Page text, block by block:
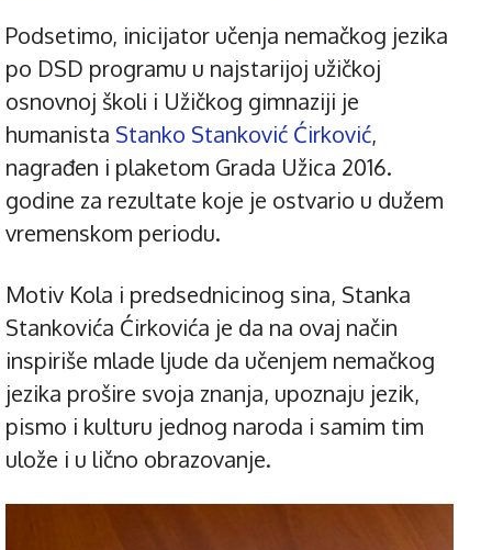
Podsetimo, inicijator učenja nemačkog jezika
po DSD programu u najstarijoj užičkoj
osnovnoj školi i Užičkog gimnaziji je
humanista Stanko Stanković Ćirković,
nagrađen i plaketom Grada Užica 2016.
godine za rezultate koje je ostvario u dužem
vremenskom periodu.
Motiv Kola i predsednicinog sina, Stanka
Stankovića Ćirkovića je da na ovaj način
inspiriše mlade ljude da učenjem nemačkog
jezika prošire svoja znanja, upoznaju jezik,
pismo i kulturu jednog naroda i samim tim
ulože i u lično obrazovanje.